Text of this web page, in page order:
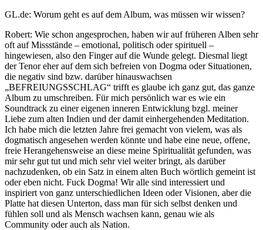
GL.de: Worum geht es auf dem Album, was müssen wir wissen?
Robert: Wie schon angesprochen, haben wir auf früheren Alben sehr
oft auf Missstände – emotional, politisch oder spirituell –
hingewiesen, also den Finger auf die Wunde gelegt. Diesmal liegt
der Tenor eher auf dem sich befreien von Dogma oder Situationen,
die negativ sind bzw. darüber hinauswachsen
„BEFREIUNGSSCHLAG“ trifft es glaube ich ganz gut, das ganze
Album zu umschreiben. Für mich persönlich war es wie ein
Soundtrack zu einer eigenen inneren Entwicklung bzgl. meiner
Liebe zum alten Indien und der damit einhergehenden Meditation.
Ich habe mich die letzten Jahre frei gemacht von vielem, was als
dogmatisch angesehen werden könnte und habe eine neue, offene,
freie Herangehensweise an diese meine Spiritualität gefunden, was
mir sehr gut tut und mich sehr viel weiter bringt, als darüber
nachzudenken, ob ein Satz in einem alten Buch wörtlich gemeint ist
oder eben nicht. Fuck Dogma! Wir alle sind interessiert und
inspiriert von ganz unterschiedlichen Ideen oder Visionen, aber die
Platte hat diesen Unterton, dass man für sich selbst denken und
fühlen soll und als Mensch wachsen kann, genau wie als
Community oder auch als Nation.